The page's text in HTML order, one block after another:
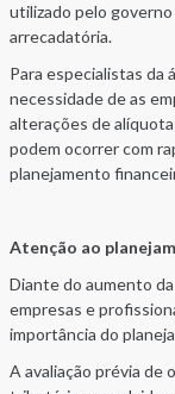
utilizado pelo
arrecadatória.
Para especialistas da
necessidade de as
alterações de
podem ocorrer com
planejamento
Atenção ao
Diante do aumento
empresas e
importância do
A avaliação prévia de